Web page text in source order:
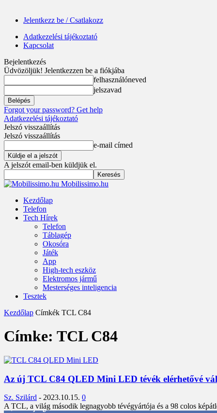
Jelentkezz be / Csatlakozz
Adatkezelési tájékoztató
Kapcsolat
Bejelentkezés
Üdvözöljük! Jelentkezzen be a fiókjába
felhasználóneved
jelszavad
Forgot your password? Get help
Adatkezelési tájékoztató
Jelszó visszaállítás
Jelszó visszaállítás
e-mail címed
A jelszót email-ben küldjük el.
Mobilissimo.hu
Kezdőlap
Telefon
Tech Hírek
Telefon
Táblagép
Okosóra
Játék
App
High-tech eszköz
Elektromos jármű
Mesterséges inteligencia
Tesztek
Kezdőlap Címkék TCL C84
Címke: TCL C84
Az új TCL C84 QLED Mini LED tévék elérhetővé
Sz. Szilárd - 2023.10.15. 0
A TCL, a világ második legnagyobb tévégyártója és a 98 colos
3,452
Rajongók